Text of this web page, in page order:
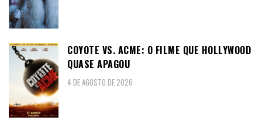
COYOTE VS. ACME: O FILME QUE HOLLYWOOD
QUASE APAGOU
4 DE AGOSTO DE 2026